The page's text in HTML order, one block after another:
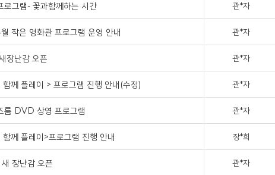
로그램- 꽃과함께하는 시간 관*자
작은 영화관 프로그램 운영 안내 관*자
장난감 오픈 관*자
께 플레이 > 프로그램 진행 안내(수정) 관*자
룸 DVD 상영 프로그램 관*자
께 플레이>프로그램 진행 안내 장*희
장난감 오픈 관*자